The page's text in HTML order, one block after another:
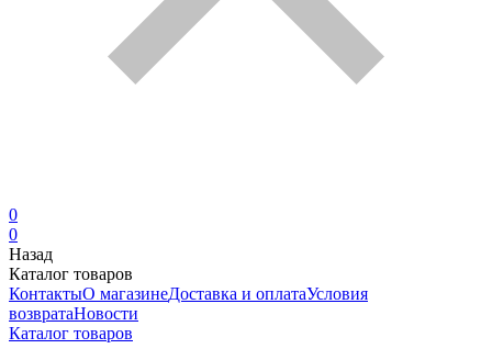
0
0
Назад
Каталог товаров
КонтактыО магазинеДоставка и оплатаУсловия
возвратаНовости
Каталог товаров